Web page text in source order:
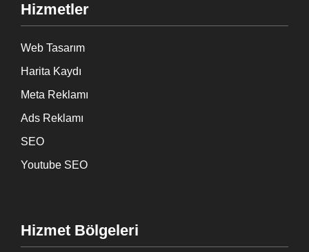
Hizmetler
Web Tasarım
Harita Kaydı
Meta Reklamı
Ads Reklamı
SEO
Youtube SEO
Hizmet Bölgeleri